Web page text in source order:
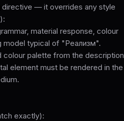
directive — it overrides any style
material response, colour
model typical of "Реализм".
colour palette from the description
element must be rendered in the
exactly):